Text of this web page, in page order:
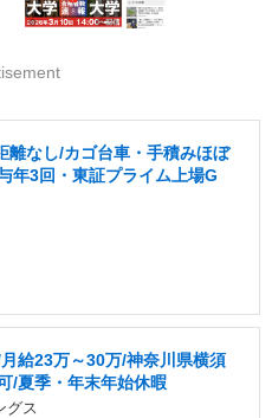
離なし/カゴ台車・手積みほぼ
年3回・東証プライム上場G
給23万～30万/神奈川県横須
/夏季・年末年始休暇
グス